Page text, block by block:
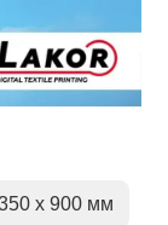
х 900 мм